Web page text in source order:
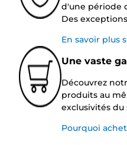
d'une période
Des
En savoir plus
Une vaste
Découvrez
produits au
exclusivités du
Pourquoi